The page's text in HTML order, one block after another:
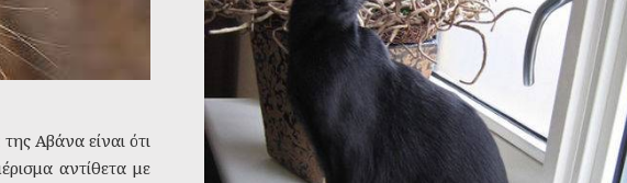
Αβάνα είναι ότι
αντίθετα με